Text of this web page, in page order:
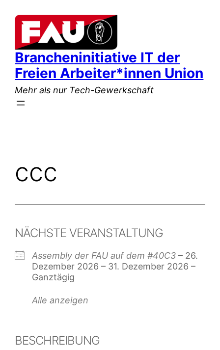
Inhalt
springen
Brancheninitiative IT der
Freien Arbeiter*innen Union
Mehr als nur Tech-Gewerkschaft
ccc
NÄCHSTE VERANSTALTUNG
Assembly der FAU auf dem #40C3 – 26.
Dezember 2026 – 31. Dezember 2026 –
Ganztägig
Alle anzeigen
BESCHREIBUNG